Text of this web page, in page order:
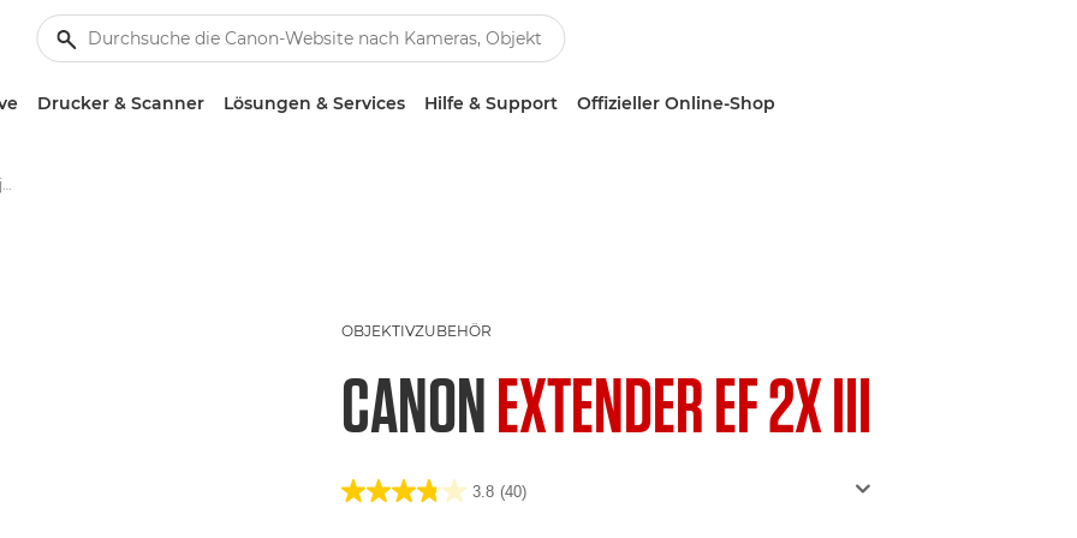
Drucker & Scanner Lösungen & Services Hilfe & Support Offizieller Online-Shop
Canon Extender EF 2x III - Objektive – Kamera- & Foto-Objektive
OBJEKTIVZUBEHÖR
CANONEXTENDER EF 2X III
3.8 (40)